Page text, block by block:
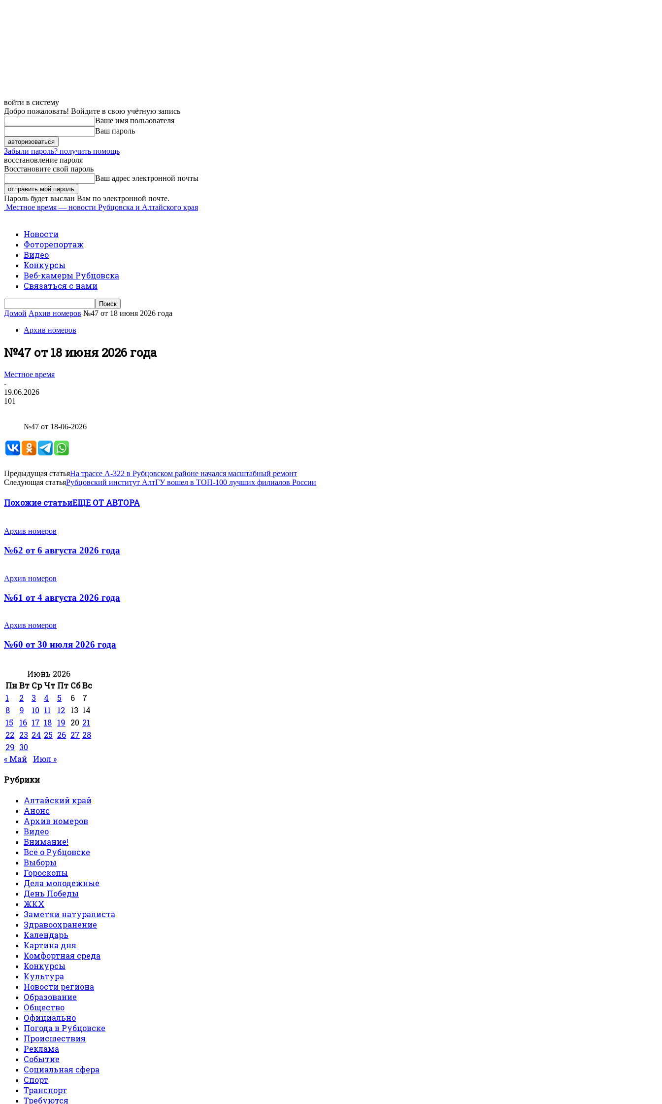
войти в систему
Добро пожаловать! Войдите в свою учётную запись
Ваше имя пользователя
Ваш пароль
Забыли пароль? получить помощь
восстановление пароля
Восстановите свой пароль
Ваш адрес электронной почты
Пароль будет выслан Вам по электронной почте.
Местное время — новости Рубцовска и Алтайского края
Новости
Фоторепортаж
Видео
Конкурсы
Веб-камеры Рубцовска
Связаться с нами
Домой Архив номеров №47 от 18 июня 2026 года
Архив номеров
№47 от 18 июня 2026 года
Местное время
-
19.06.2026
101
№47 от 18-06-2026
Предыдущая статьяНа трассе А‑322 в Рубцовском районе начался масштабный ремонт
Следующая статьяРубцовский институт АлтГУ вошел в ТОП-100 лучших филиалов России
Похожие статьиЕЩЕ ОТ АВТОРА
Архив номеров
№62 от 6 августа 2026 года
Архив номеров
№61 от 4 августа 2026 года
Архив номеров
№60 от 30 июля 2026 года
Июнь 2026
ПнВт Ср Чт Пт СбВс
1
2 3 4 5 6
7
8
9 10 11 12 13 14
15
16 17 18 19 20 21
22 23 24 25 26 27 28
29 30
« Май
Июл »
Рубрики
Алтайский край
Анонс
Архив номеров
Видео
Внимание!
Всё о Рубцовске
Выборы
Гороскопы
Дела молодежные
День Победы
ЖКХ
Заметки натуралиста
Здравоохранение
Календарь
Картина дня
Комфортная среда
Конкурсы
Культура
Новости региона
Образование
Общество
Официально
Погода в Рубцовске
Происшествия
Реклама
Событие
Социальная сфера
Спорт
Транспорт
Требуются